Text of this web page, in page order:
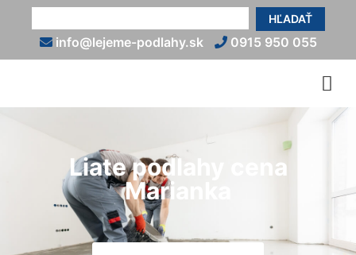
HĽADAŤ
info@lejeme-podlahy.sk 0915 950 055
Liate podlahy cena
Marianka